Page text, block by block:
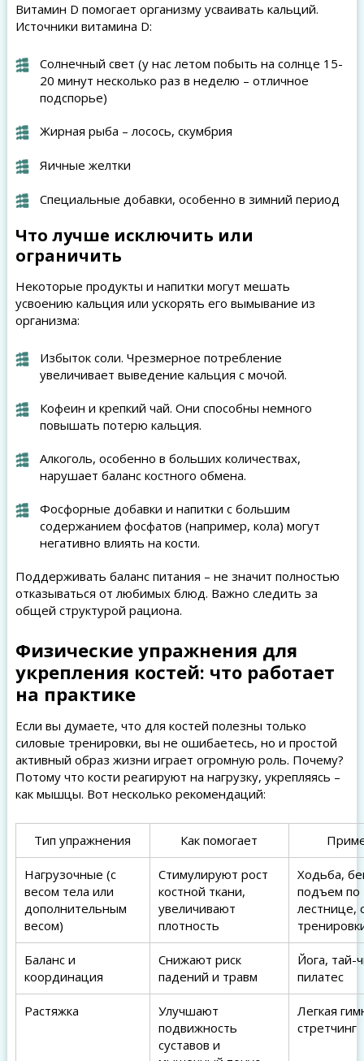
Витамин D помогает организму усваивать кальций.
Источники витамина D:
Солнечный свет (у нас летом побыть на солнце 15-
20 минут несколько раз в неделю – отличное
подспорье)
Жирная рыба – лосось, скумбрия
Яичные желтки
Специальные добавки, особенно в зимний период
Что лучше исключить или
ограничить
Некоторые продукты и напитки могут мешать
усвоению кальция или ускорять его вымывание из
организма:
Избыток соли. Чрезмерное потребление
увеличивает выведение кальция с мочой.
Кофеин и крепкий чай. Они способны немного
повышать потерю кальция.
Алкоголь, особенно в больших количествах,
нарушает баланс костного обмена.
Фосфорные добавки и напитки с большим
содержанием фосфатов (например, кола) могут
негативно влиять на кости.
Поддерживать баланс питания – не значит полностью
отказываться от любимых блюд. Важно следить за
общей структурой рациона.
Физические упражнения для
укрепления костей: что работает
на практике
Если вы думаете, что для костей полезны только
силовые тренировки, вы не ошибаетесь, но и простой
активный образ жизни играет огромную роль. Почему?
Потому что кости реагируют на нагрузку, укрепляясь –
как мышцы. Вот несколько рекомендаций:
Тип упражнения Как помогает
Нагрузочные (с
весом тела или
дополнительным
весом)
Стимулируют рост
костной ткани,
увеличивают
плотность
Ходьба,
подъем по
лестнице,
Баланс и
координация
Снижают риск
падений и травм
Йога, тай-
пилатес
Растяжка
Улучшают
подвижность
суставов и
Легкая
стретчинг